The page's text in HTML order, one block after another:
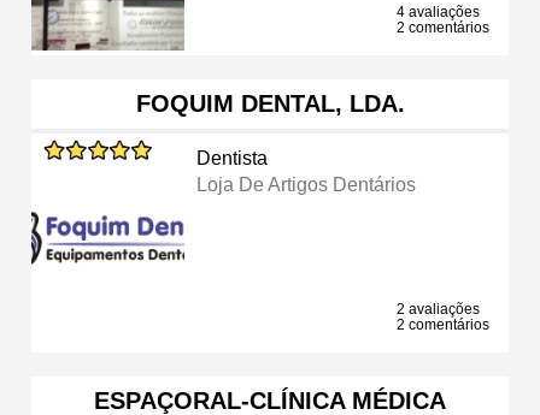
4 avaliações
2 comentários
FOQUIM DENTAL, LDA.
Dentista
Loja De Artigos Dentários
2 avaliações
2 comentários
ESPAÇORAL-CLÍNICA MÉDICA